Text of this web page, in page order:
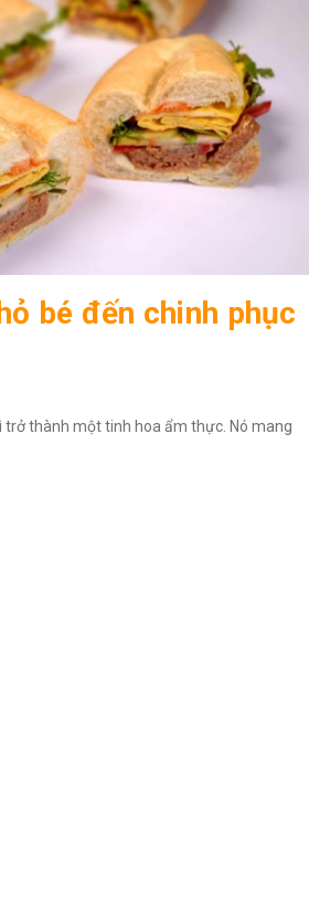
bé đến chinh phục
thành một tinh hoa ẩm thực. Nó mang